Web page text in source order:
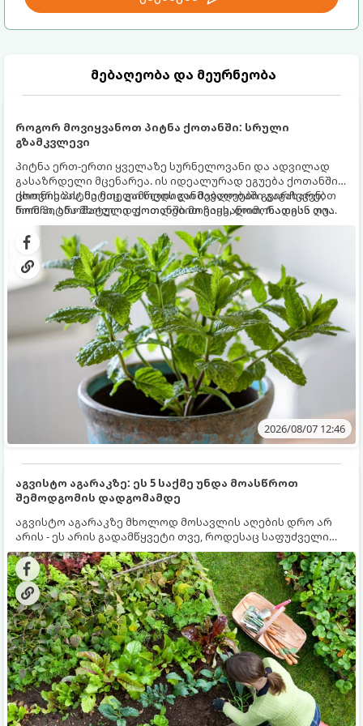
მებაღეობა და მეურნეობა
როგორ მოვიყვანოთ პიტნა ქოთანში: სრული
გზამკვლევი
პიტნა ერთ-ერთი ყველაზე სურნელოვანი და ადვილად
გასაზრდელი მცენარეა. ის იდეალურად ეგუება ქოთანში
ცხოვრებას, მეტიც, გამოცდილი მებაღეები გვირჩევენ,
რომ პიტნა მხოლოდ ქოთანში მოვიყვანოთ, რადგან ღია
გრუნტში (ბაღში) დარგვისას ის ფესვებით ძალიან
სწრაფად ვრცელდება და სხვა მცენარეებს ავიწროებს.
ქოთნის პიტნა მთელი წლის განმავლობაში გაგახარებთ
ნორჩი, არომატული ფოთლებით ჩაის, ლიმონათისა თუ
კერძებისთვის.
2026/08/07 12:46
აგვისტო აგარაკზე: ეს 5 საქმე უნდა მოასწროთ
შემოდგომის დადგომამდე
აგვისტო აგარაკზე მხოლოდ მოსავლის აღების დრო არ
არის - ეს არის გადამწყვეტი თვე, როდესაც საფუძველი
ეყრება მომავალი წლის მოსავალს და ბაღი მზადდება
შემოდგომა-ზამთრის სეზონისთვის. იმისათვის, რომ
ნიადაგმა ენერგია აღიდგინოს, ხოლო მცენარეებმა
ზამთარს გაუძლონ, აგვისტოს ბოლომდე 5
მნიშვნელოვანი საქმის გაკეთება უნდა მოასწროთ: